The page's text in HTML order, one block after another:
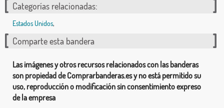
Categorías relacionadas:
Estados Unidos,
Comparte esta bandera
Las imágenes y otros recursos relacionados con las banderas
son propiedad de Comprarbanderas.es y no está permitido su
uso, reproducción o modificación sin consentimiento expreso
de la empresa